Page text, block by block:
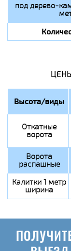
под дерево-
Высота/виды
Откатные
ворота
Ворота
распашные
Калитки 1 метр
ширина